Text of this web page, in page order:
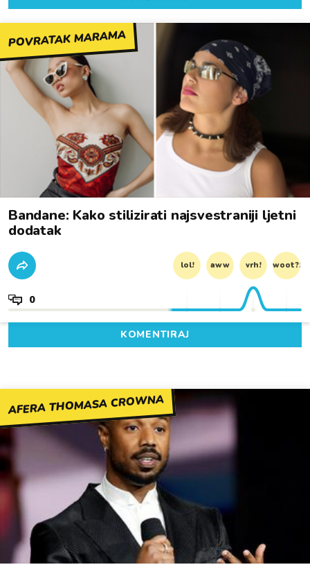
POVRATAK MARAMA
Bandane: Kako stilizirati najsvestraniji ljetni
dodatak
lol! aww vrh! woot?!
0
KOMENTIRAJ
AFERA THOMASA CROWNA